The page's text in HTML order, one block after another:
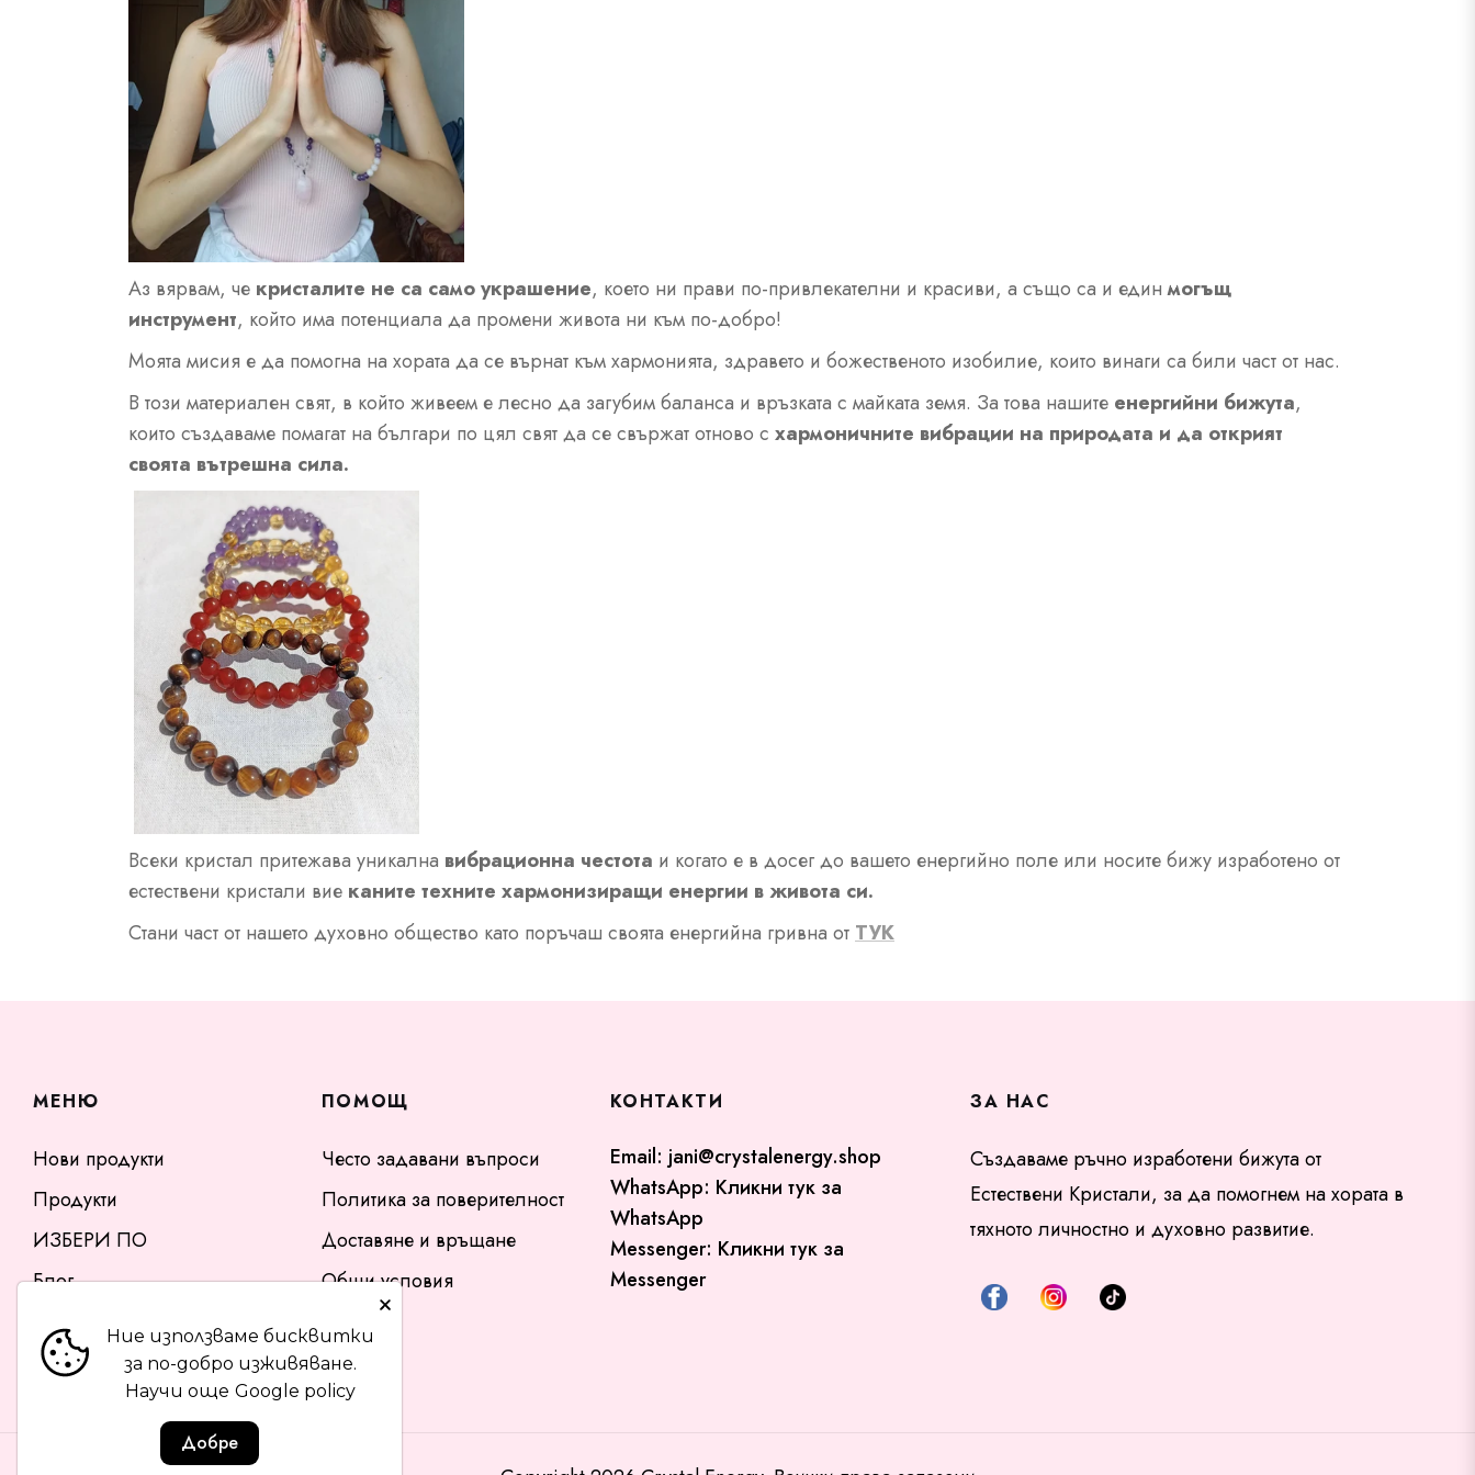
Аз вярвам, че кристалите не са само украшение, което ни прави по-привлекателни и красиви, а също са и единмогъщ
инструмент, който има потенциала да промени живота ни към по-добро!
Моята мисия е да помогна на хората да се върнат към хармонията, здравето и божественото изобилие, които винаги са били част от нас.
В този материален свят, в който живеем е лесно да загубим баланса и връзката с майката земя. За това нашите енергийни бижута,
които създаваме помагат на българи по цял свят да се свържат отново с хармоничните вибрации на природата и да открият
своята вътрешна сила.
Всеки кристал притежава уникална вибрационна честота и когато е в досег до вашето енергийно поле или носите бижу изработено от
естествени кристали вие каните техните хармонизиращи енергии в живота си.
Стани част от нашето духовно общество като поръчаш своята енергийна гривна отТУК
МЕНЮ
Нови продукти
Продукти
ИЗБЕРИ ПО
Блог
Контакти
ПОМОЩ
Често задавани въпроси
Политика за поверителност
Доставяне и връщане
Общи условия
КОНТАКТИ
Email: jani@crystalenergy.shop
WhatsApp: Кликни тук за
WhatsApp
Messenger: Кликни тук за
Messenger
ЗА НАС
Създаваме ръчно изработени бижута от
Естествени Кристали, за да помогнем на хората в
тяхното личностно и духовно развитие.
Ние използваме бисквитки
за по-добро изживяване.
Научи още Google policy
Добре